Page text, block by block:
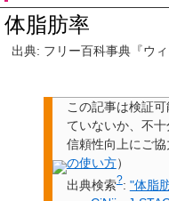
体脂肪率
出典: フリー百科事典『ウ
この記事は検証
ていないか、不十
信頼性向上にご協
の使い方）
出典検索?: "体脂